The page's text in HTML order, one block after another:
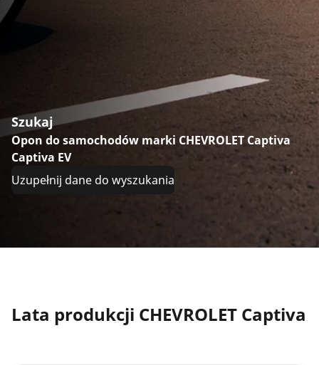
Szukaj
Opon do samochodów marki CHEVROLET Captiva
Captiva EV
Uzupełnij dane do wyszukania
Lata produkcji CHEVROLET Captiva